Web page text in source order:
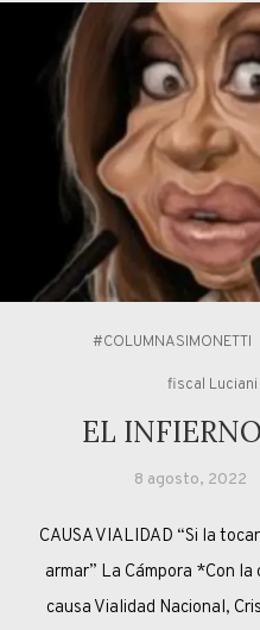
#COLUMNASIMONETTI
fiscal Luciani
EL
8 agosto, 2022
CAUSA VIALIDAD “Si la
armar” La Cámpora *Con
causa Vialidad Nacional,